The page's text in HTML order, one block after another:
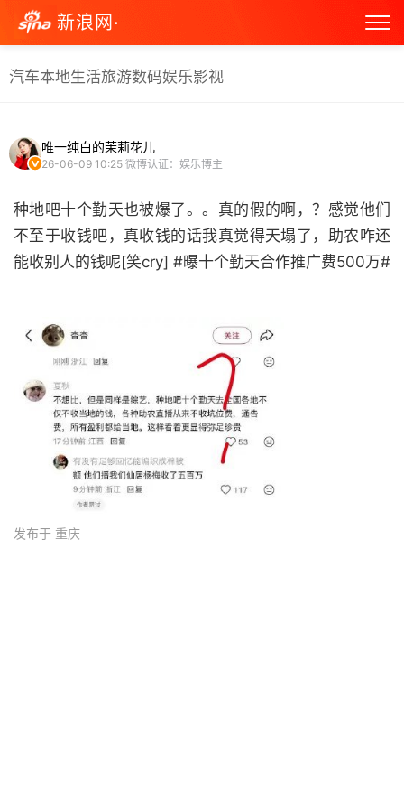
新浪网·
汽车本地生活旅游数码娱乐影视
唯一纯白的茉莉花儿
26-06-09 10:25 微博认证：娱乐博主
种地吧十个勤天也被爆了。。真的假的啊，？感觉他们
不至于收钱吧，真收钱的话我真觉得天塌了，助农咋还
能收别人的钱呢[笑cry] #曝十个勤天合作推广费500万#
发布于 重庆